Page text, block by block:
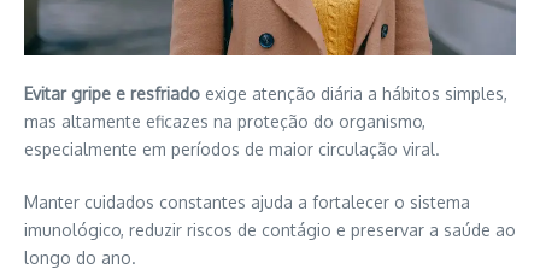
Evitar gripe e resfriado exige atenção diária a hábitos simples,
mas altamente eficazes na proteção do organismo,
especialmente em períodos de maior circulação viral.
Manter cuidados constantes ajuda a fortalecer o sistema
imunológico, reduzir riscos de contágio e preservar a saúde ao
longo do ano.